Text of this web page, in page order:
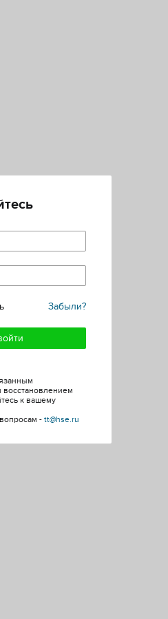
Забыли?
восстановлением
к вашему
- tt@hse.ru